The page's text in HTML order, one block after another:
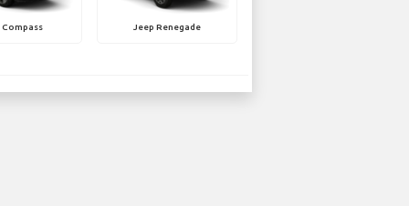
Compass Jeep Renegade